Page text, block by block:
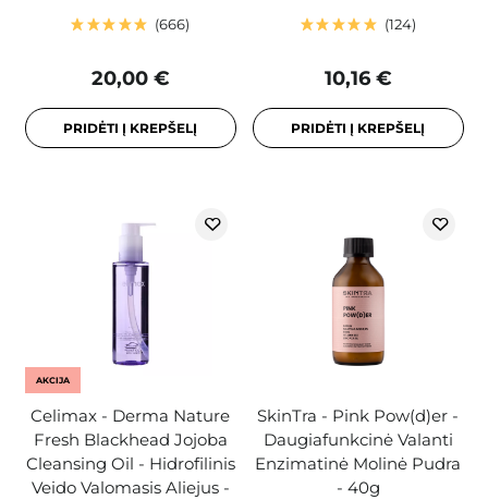
666
20,00 €
PRIDĖTI Į KREPŠELĮ
124
10,16 €
PRIDĖTI Į KREPŠELĮ
AKCIJA
Celimax - Derma Nature
Fresh Blackhead Jojoba
Cleansing Oil - Hidrofilinis
Veido Valomasis Aliejus -
SkinTra - Pink Pow(d)er -
Daugiafunkcinė Valanti
Enzimatinė Molinė Pudra
- 40g